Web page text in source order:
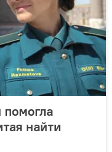
помогла
найти